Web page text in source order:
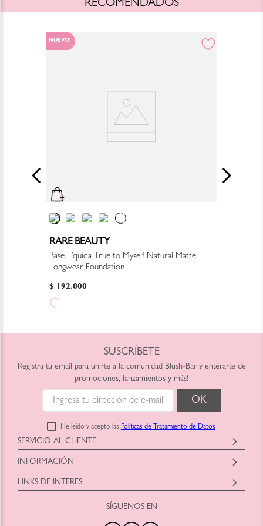
RECOMENDADOS
NUEVO!
RARE BEAUTY
Base Líquida True to Myself Natural Matte
Longwear Foundation
$ 192.000
SUSCRÍBETE
Registra tu email para unirte a la comunidad Blush-Bar y enterarte de
promociones, lanzamientos y más!
He leído y acepto las Políticas de Tratamiento de Datos
SERVICIO AL CLIENTE
Horario: Lunes a Viernes
9:00am a 6:00pm
shop@blush-bar.com
INFORMACIÓN
Blush-Bar SAS
Correo:shop@blush-bar.com
LINKS DE INTERES
Marcas Cruelty Free
Retira en Tienda
SÍGUENOS EN